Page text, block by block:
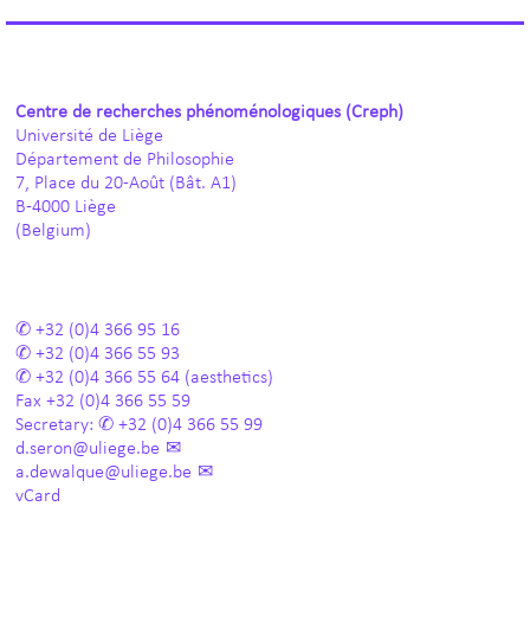
Centre de recherches phénoménologiques (Creph)
Université de Liège
Département de Philosophie
7, Place du 20-Août (Bât. A1)
B-4000 Liège
(Belgium)
+32 (0)4 366 95 16
+32 (0)4 366 55 93
+32 (0)4 366 55 64 (aesthetics)
Fax +32 (0)4 366 55 59
Secretary:
+32 (0)4 366 55 99
d.seron@uliege.be
a.dewalque@uliege.be
vCard